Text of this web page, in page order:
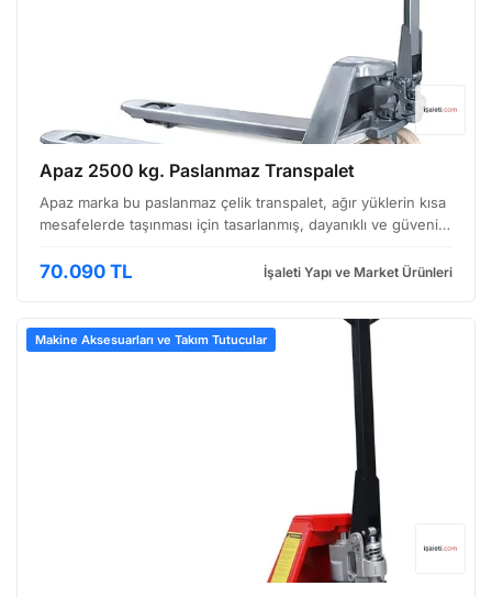
Apaz 2500 kg. Paslanmaz Transpalet
Apaz marka bu paslanmaz çelik transpalet, ağır yüklerin kısa
mesafelerde taşınması için tasarlanmış, dayanıklı ve güvenilir
sektörlerde sıkça kullanılan bu model, …
70.090 TL İşaleti Yapı ve Market Ürünleri
Makine Aksesuarları ve Takım Tutucular